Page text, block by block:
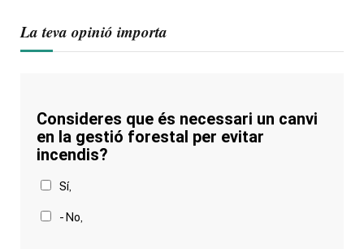
La teva opinió importa
Consideres que és necessari un canvi
en la gestió forestal per evitar
incendis?
Sí,
- No,